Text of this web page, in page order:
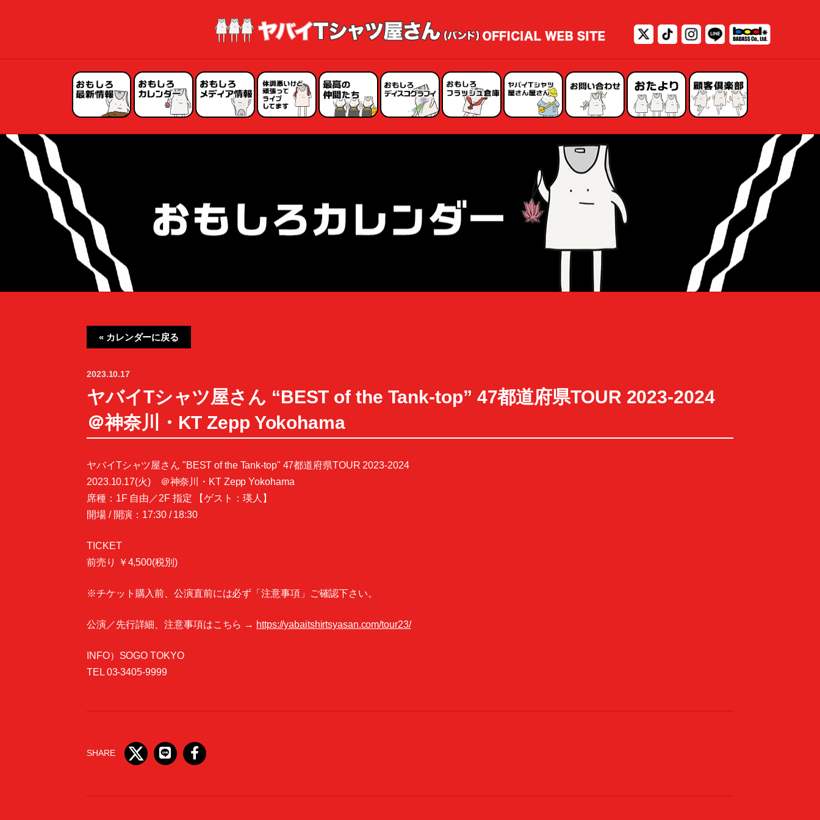
« カレンダーに戻る
2023.10.17
ヤバイTシャツ屋さん “BEST of the Tank-top” 47都道府県TOUR 2023-2024
＠神奈川・KT Zepp Yokohama
ヤバイTシャツ屋さん "BEST of the Tank-top" 47都道府県TOUR 2023-2024
2023.10.17(火) ＠神奈川・KT Zepp Yokohama
席種：1F 自由／2F 指定 【ゲスト：瑛人】
開場 / 開演：17:30 / 18:30
TICKET
前売り ￥4,500(税別)
※チケット購入前、公演直前には必ず「注意事項」ご確認下さい。
公演／先行詳細、注意事項はこちら → https://yabaitshirtsyasan.com/tour23/
INFO）SOGO TOKYO
TEL 03-3405-9999
SHARE